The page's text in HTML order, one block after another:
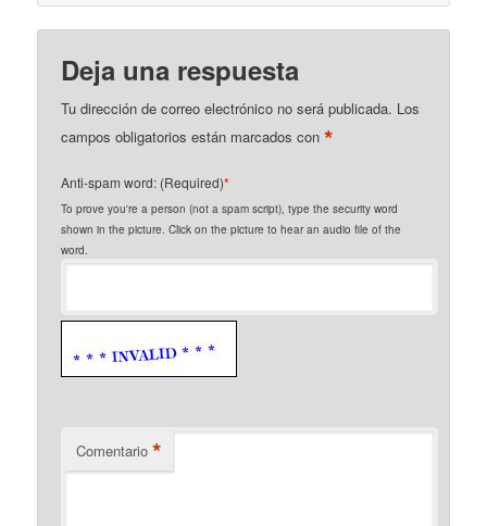
Deja una respuesta
Tu dirección de correo electrónico no será publicada. Los
campos obligatorios están marcados con*
Anti-spam word: (Required)*
To prove you're a person (not a spam script), type the security word
shown in the picture. Click on the picture to hear an audio file of the
word.
Comentario *